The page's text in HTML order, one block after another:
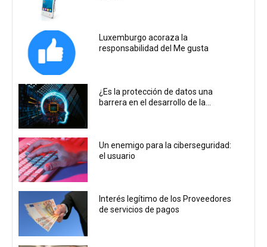
Luxemburgo acoraza la
responsabilidad del Me gusta
¿Es la protección de datos una
barrera en el desarrollo de la...
Un enemigo para la ciberseguridad:
el usuario
Interés legítimo de los Proveedores
de servicios de pagos